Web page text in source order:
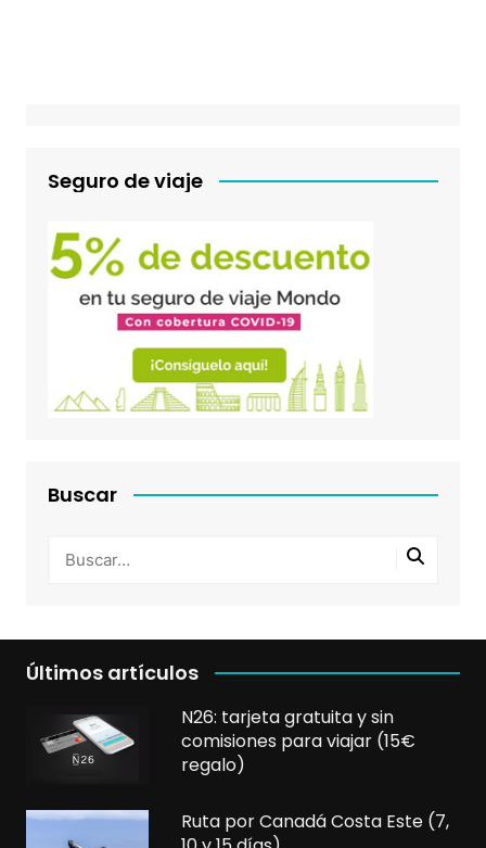
Seguro de viaje
Buscar
Últimos artículos
N26: tarjeta gratuita y sin
comisiones para viajar (15€
regalo)
Ruta por Canadá Costa Este (7,